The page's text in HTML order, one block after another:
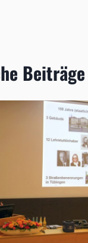
Beiträge